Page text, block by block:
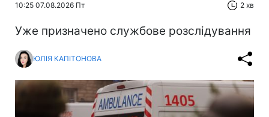
10:25 07.08.2026 Пт 2 хв
Уже призначено службове розслідування
ЮЛІЯ КАПІТОНОВА